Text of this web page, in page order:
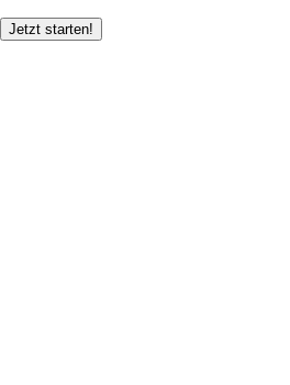
Jetzt starten!